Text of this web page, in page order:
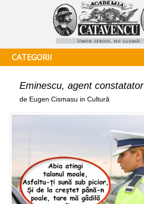
CATEGORII
Eminescu, agent constatator
de Eugen Cismasu in Cultură